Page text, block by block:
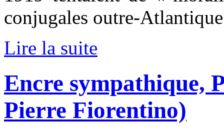
conjugales outre-
Lire la suite
Encre sympathique,
Pierre Fiorentino)